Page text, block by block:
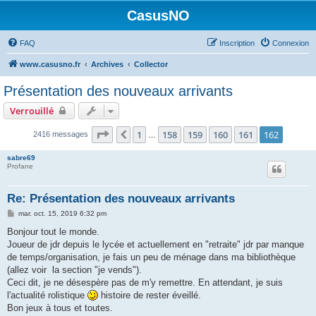
CasusNO
FAQ Connexion
Inscription
www.casusno.fr Archives Collector
Présentation des nouveaux arrivants
Verrouillé
2416 messages Page 162 sur162
Précédent
1 158 159 160 161 162
sabre69
Profane
Re: Présentation des nouveaux arrivants
M
s
a
g
mar. oct. 15, 2019 6:32 pm
Bonjour tout le monde.
Joueur de jdr depuis le lycée et actuellement en "retraite" jdr par manque
de temps/organisation, je fais un peu de ménage dans ma bibliothèque
(allez voir la section "je vends").
Ceci dit, je ne désespère pas de m'y remettre. En attendant, je suis
l'actualité rolistique
histoire de rester éveillé.
Bon jeux à tous et toutes.